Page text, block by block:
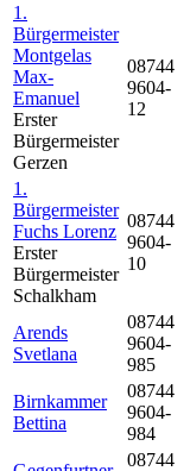
1.
Bürgermeister
Montgelas
Max-
Emanuel
Erster
Bürgermeister
Gerzen
08744
9604-
12
1.
Bürgermeister
Fuchs Lorenz
Erster
Bürgermeister
Schalkham
08744
9604-
10
Arends
Svetlana
08744
9604-
985
Birnkammer
Bettina
08744
9604-
984
08744